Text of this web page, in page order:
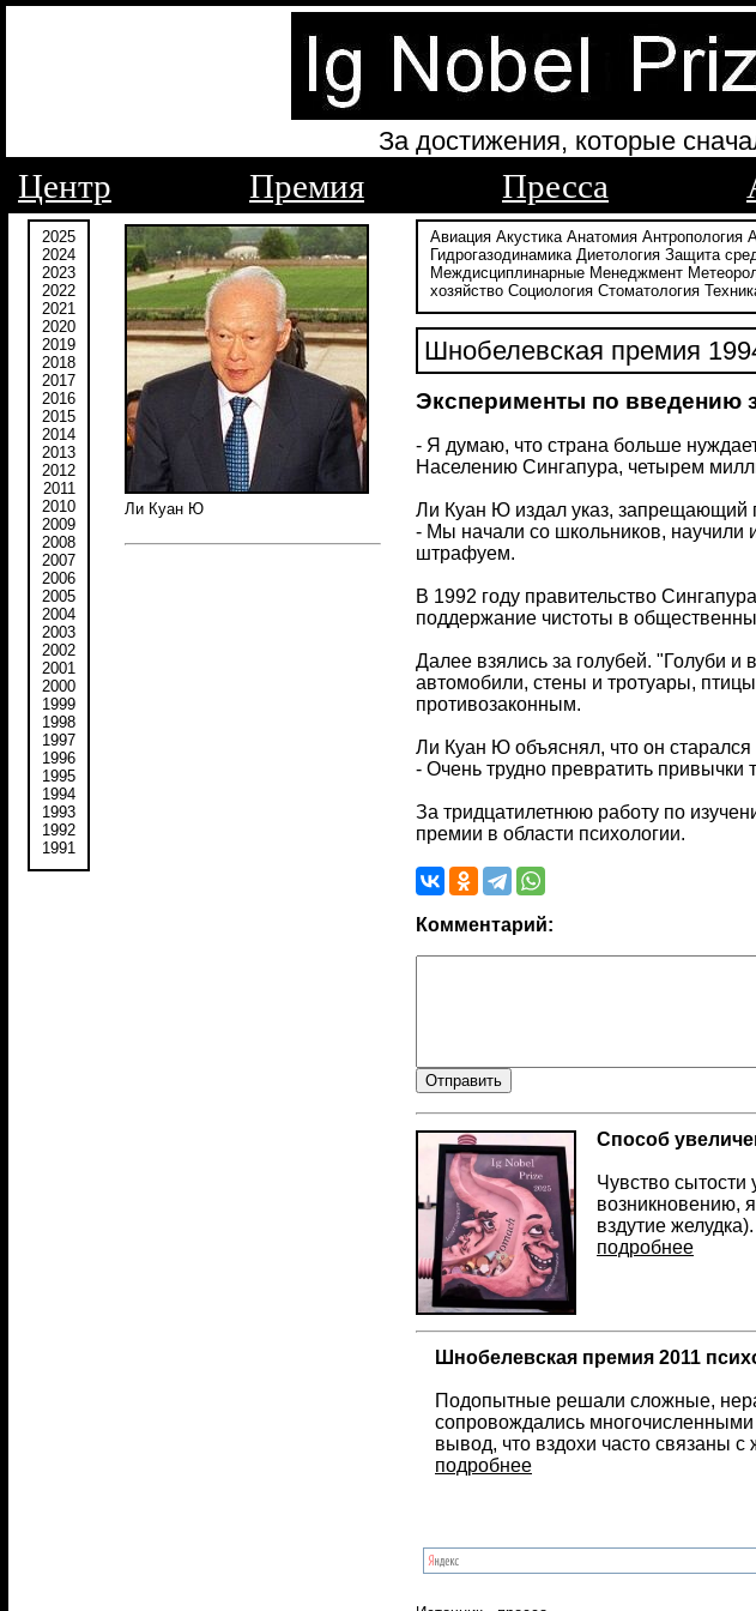
За достижения, которые
Центр Премия Пресса
2025
2024
2023
2022
2021
2020
2019
2018
2017
2016
2015
2014
2013
2012
2011
2010
2009
2008
2007
2006
2005
2004
2003
2002
2001
2000
1999
1998
1997
1996
1995
1994
1993
1992
1991
Ли Куан Ю
Авиация Акустика Анатомия Антропология
Гидрогазодинамика Диетология Защита
Междисциплинарные Менеджмент
хозяйство Социология Стоматология
Шнобелевская премия
Эксперименты по введению
- Я думаю, что страна больше
Населению Сингапура, четырем
Ли Куан Ю издал указ, запрещающий
- Мы начали со школьников,
штрафуем.
В 1992 году правительство
поддержание чистоты в
Далее взялись за голубей. "Голуби и
автомобили, стены и тротуары,
противозаконным.
Ли Куан Ю объяснял, что он старался
- Очень трудно превратить
За тридцатилетнюю работу по
премии в области психологии.
Комментарий:
Cпособ
Чувство
возникновению,
вздутие
подробнее
Шнобелевская премия 2011
Подопытные решали сложные,
сопровождались
вывод, что вздохи часто связаны с
подробнее